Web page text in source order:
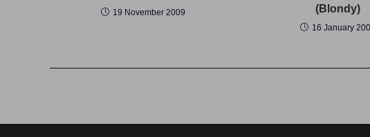
19 November 2009
(Blondy)
16 January